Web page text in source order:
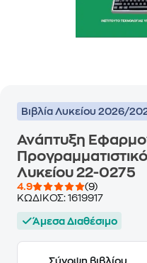
Βιβλία Λυκείου 2026/
Ανάπτυξη
Λυκείου 22-0275
4.9
(9)
ΚΩΔΙΚΟΣ: 1619917
Άμεσα Διαθέσιμο
Σύνοψη βιβλίου